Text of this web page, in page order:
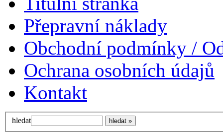
Přepravní náklady
Obchodní podmínky /
Ochrana osobních údajů
Kontakt
hledat